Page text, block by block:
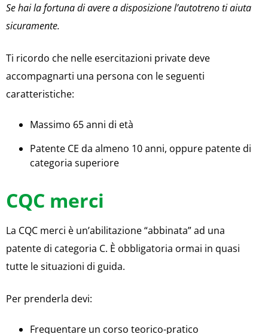
Se hai la fortuna di avere a disposizione l’autotreno ti aiuta
sicuramente.
Ti ricordo che nelle esercitazioni private deve
accompagnarti una persona con le seguenti
caratteristiche:
Massimo 65 anni di età
Patente CE da almeno 10 anni, oppure patente di
categoria superiore
CQC merci
La CQC merci è un’abilitazione “abbinata” ad una
patente di categoria C. È obbligatoria ormai in quasi
tutte le situazioni di guida.
Per prenderla devi:
Frequentare un corso teorico-pratico